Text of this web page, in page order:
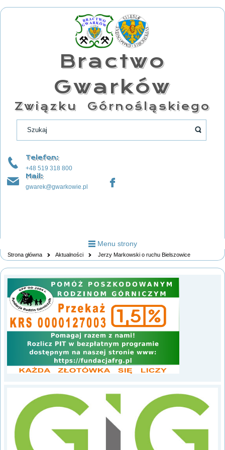
Bractwo
Gwarków
Związku Górnośląskiego
Telefon:
+48 519 318 800
Mail:
gwarek@gwarkowie.pl
Menu strony
Strona główna Aktualności Jerzy Markowski o ruchu Bielszowice